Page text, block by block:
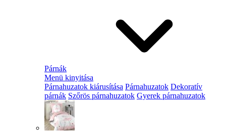
Párnák
Menü kinyitása
Párnahuzatok kiárusítása Párnahuzatok Dekoratív
párnák Szőrös párnahuzatok Gyerek párnahuzatok